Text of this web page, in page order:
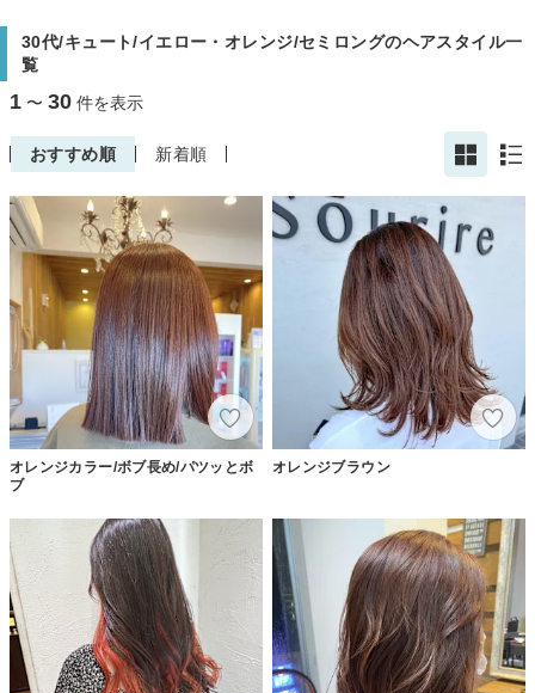
30代/キュート/イエロー・オレンジ/セミロングのヘアスタイル一
覧
1 〜 30 件を表示
おすすめ順 新着順
オレンジカラー/ボブ長め/パツッとボ
ブ
オレンジブラウン